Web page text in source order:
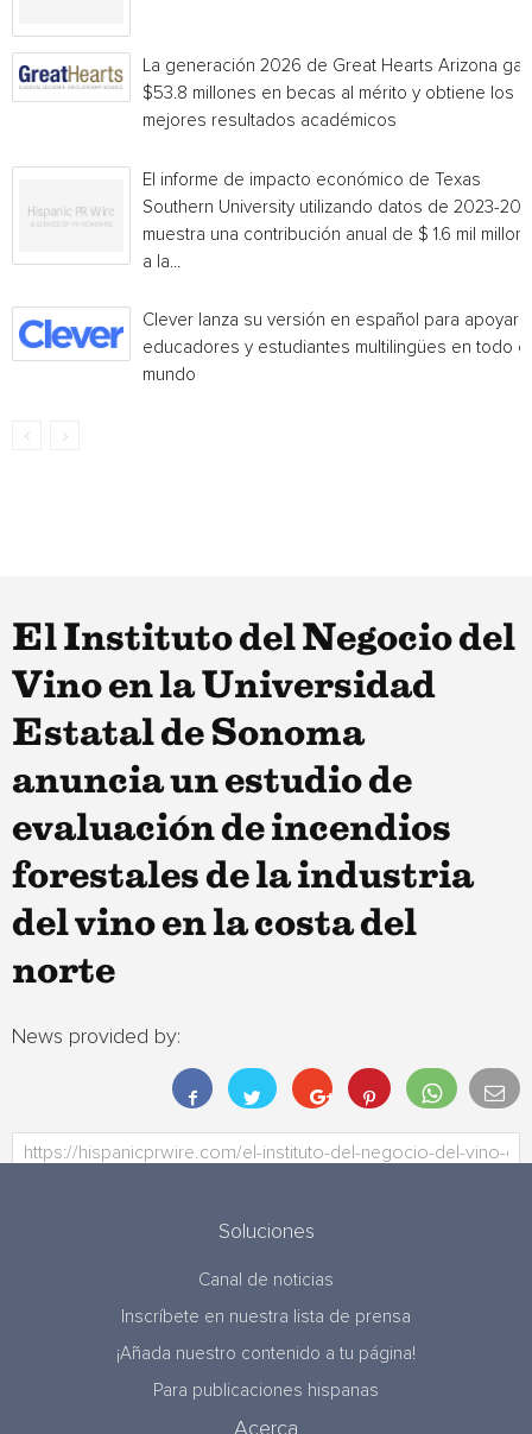
La generación 2026 de Great Hearts Arizona
$53.8 millones en becas al mérito y obtiene los
mejores resultados académicos
El informe de impacto económico de Texas
Southern University utilizando datos de 2023-
muestra una contribución anual de $ 1.6 mil
a la...
Clever lanza su versión en español para apoyar a
educadores y estudiantes multilingües en todo el
mundo
El Instituto del Negocio del
Vino en la Universidad
Estatal de Sonoma
anuncia un estudio de
evaluación de incendios
forestales de la industria
del vino en la costa del
norte
News provided by:
Soluciones
Canal de noticias
Inscríbete en nuestra lista de prensa
¡Añada nuestro contenido a tu página!
Para publicaciones hispanas
Acerca